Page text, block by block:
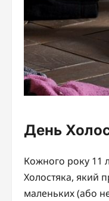
День
Кожного року 11
Холостяка, який
маленьких (або